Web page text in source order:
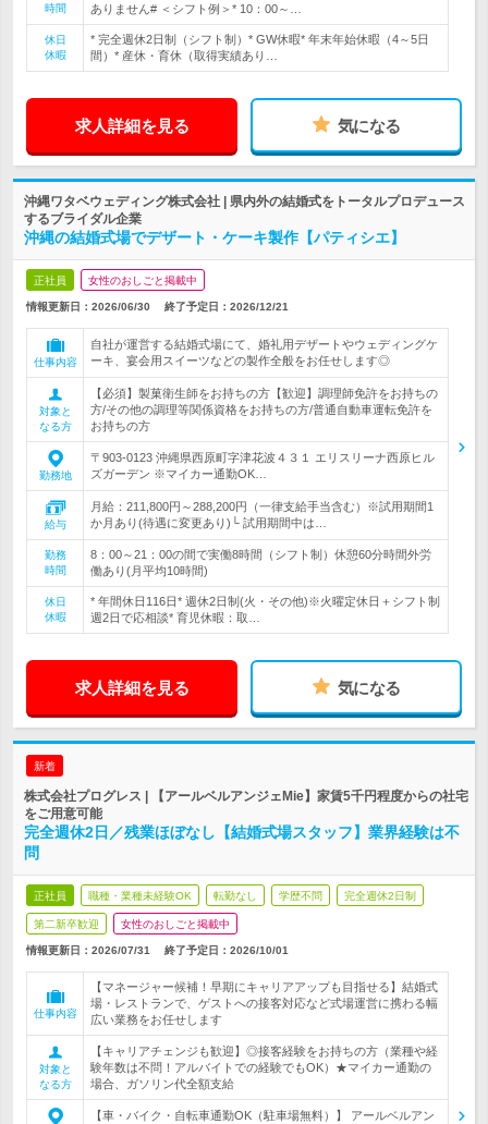
時間
ありません# ＜シフト例＞* 10：00～…
休日
休暇
* 完全週休2日制（シフト制）* GW休暇* 年末年始休暇（4～5日
間）* 産休・育休（取得実績あり…
求人詳細を見る 気になる
沖縄ワタベウェディング株式会社 | 県内外の結婚式をトータルプロデュース
するブライダル企業
沖縄の結婚式場でデザート・ケーキ製作【パティシエ】
正社員 女性のおしごと掲載中
情報更新日：2026/06/30 終了予定日： 2026/12/21
仕事内容
自社が運営する結婚式場にて、婚礼用デザートやウェディングケ
ーキ、宴会用スイーツなどの製作全般をお任せします◎
対象と
なる方
【必須】製菓衛生師をお持ちの方【歓迎】調理師免許をお持ちの
方/その他の調理等関係資格をお持ちの方/普通自動車運転免許を
お持ちの方
勤務地
〒903-0123 沖縄県西原町字津花波４３１ エリスリーナ西原ヒル
ズガーデン ※マイカー通勤OK…
給与
月給：211,800円～288,200円（一律支給手当含む）※試用期間1
か月あり(待遇に変更あり)└ 試用期間中は…
勤務
時間
8：00～21：00の間で実働8時間（シフト制）休憩60分時間外労
働あり(月平均10時間)
休日
休暇
* 年間休日116日* 週休2日制(火・その他)※火曜定休日＋シフト制
週2日で応相談* 育児休暇：取…
求人詳細を見る 気になる
新着
株式会社プログレス | 【アールベルアンジェMie】家賃5千円程度からの社宅
をご用意可能
完全週休2日／残業ほぼなし【結婚式場スタッフ】業界経験は不
問
正社員 職種・業種未経験OK 転勤なし 学歴不問 完全週休2日制
第二新卒歓迎 女性のおしごと掲載中
情報更新日：2026/07/31 終了予定日： 2026/10/01
仕事内容
【マネージャー候補！早期にキャリアアップも目指せる】結婚式
場・レストランで、ゲストへの接客対応など式場運営に携わる幅
広い業務をお任せします
対象と
なる方
【キャリアチェンジも歓迎】◎接客経験をお持ちの方（業種や経
験年数は不問！アルバイトでの経験でもOK）★マイカー通勤の
場合、ガソリン代全額支給
【車・バイク・自転車通勤OK（駐車場無料）】 アールベルアン